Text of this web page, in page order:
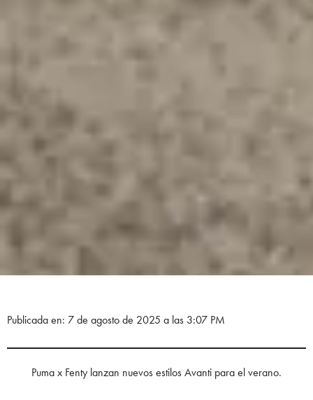
Publicada en: 7 de agosto de 2025 a las 3:07 PM
Puma x Fenty lanzan nuevos estilos Avanti para el verano.